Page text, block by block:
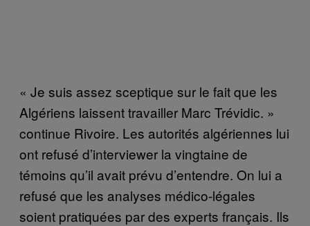
« Je suis assez sceptique sur le fait que les
Algériens laissent travailler Marc Trévidic. »
continue Rivoire. Les autorités algériennes lui
ont refusé d’interviewer la vingtaine de
témoins qu’il avait prévu d’entendre. On lui a
refusé que les analyses médico-légales
soient pratiquées par des experts français. Ils